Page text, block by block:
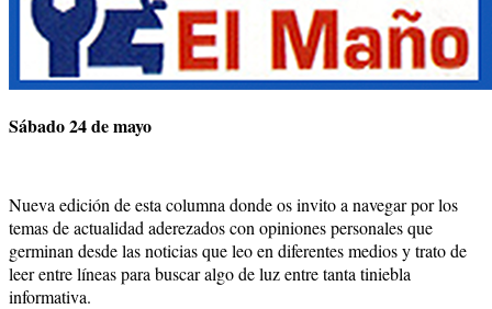
Sábado 24 de mayo
Nueva edición de esta columna donde os invito a navegar por los
temas de actualidad aderezados con opiniones personales que
germinan desde las noticias que leo en diferentes medios y trato de
leer entre líneas para buscar algo de luz entre tanta tiniebla
informativa.